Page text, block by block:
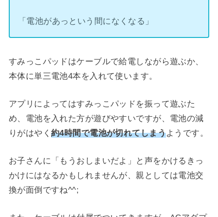
「電池があっという間になくなる」
すみっこパッドはケーブルで給電しながら遊ぶか、
本体に単三電池4本を入れて使います。
アプリによってはすみっこパッドを振って遊ぶた
め、電池を入れた方が遊びやすいですが、電池の減
りがはやく約4時間で電池が切れてしまうようです。
お子さんに「もうおしまいだよ」と声をかけるきっ
かけにはなるかもしれませんが、親としては電池交
換が面倒ですね^^;